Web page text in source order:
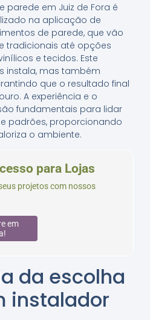
parede em Juiz de Fora é
na aplicação de
de parede, que vão
tradicionais até opções
e tecidos. Este
instala, mas também
que o resultado final
A experiência e o
fundamentais para lidar
padrões, proporcionando
o ambiente.
para Lojas
projetos com nossos
em
da escolha
instalador